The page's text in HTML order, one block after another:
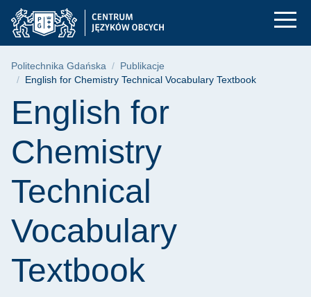
Przejdź
do
menu
Przejdź
do
wyszukiwarki
Przejdź
do
treści
English for
Ścieżka nawigacyjna
Politechnika Gdańska
Publikacje
English for Chemistry Technical Vocabulary Textbook
Treść strony
English for
Chemistry
Technical
Vocabulary
Textbook